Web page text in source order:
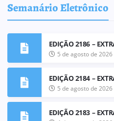
Semanário Eletrônico
EDIÇÃO 2186 –
5 de agosto de 2026
EDIÇÃO 2184 –
5 de agosto de 2026
EDIÇÃO 2183 –